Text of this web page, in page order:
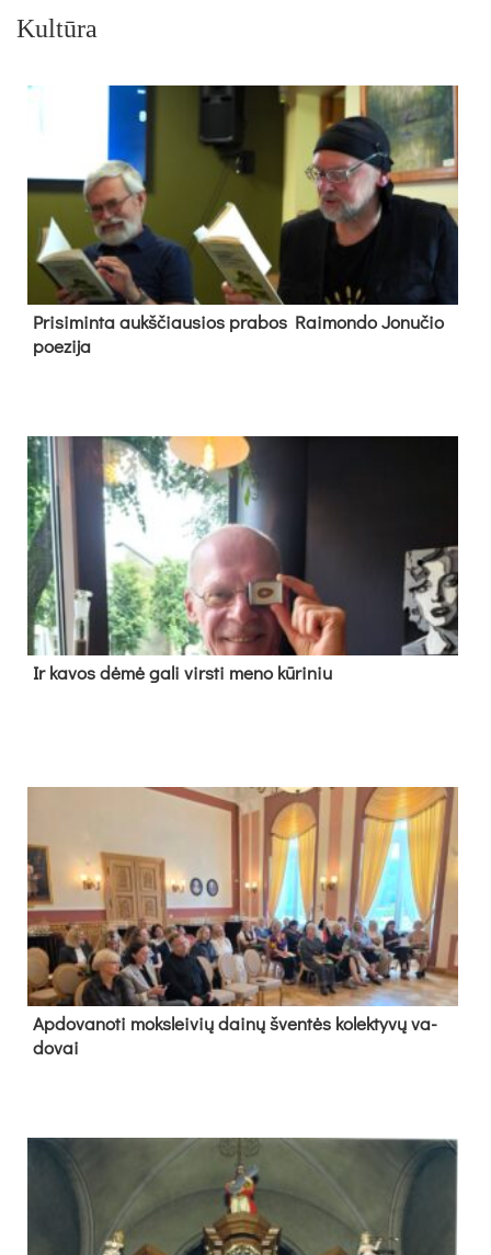
Kultūra
Pri­si­min­ta aukš­čiau­sios pra­bos Rai­mon­do Jo­nu­čio
poe­zi­ja
Ir ka­vos dė­mė ga­li virs­ti me­no kū­ri­niu
Ap­do­va­no­ti moks­lei­vių dai­nų šven­tės ko­lek­ty­vų va­
do­vai